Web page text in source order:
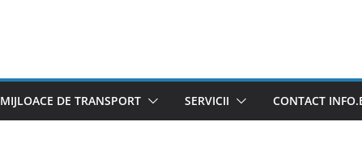
MIJLOACE DE TRANSPORT SERVICII CONTACT